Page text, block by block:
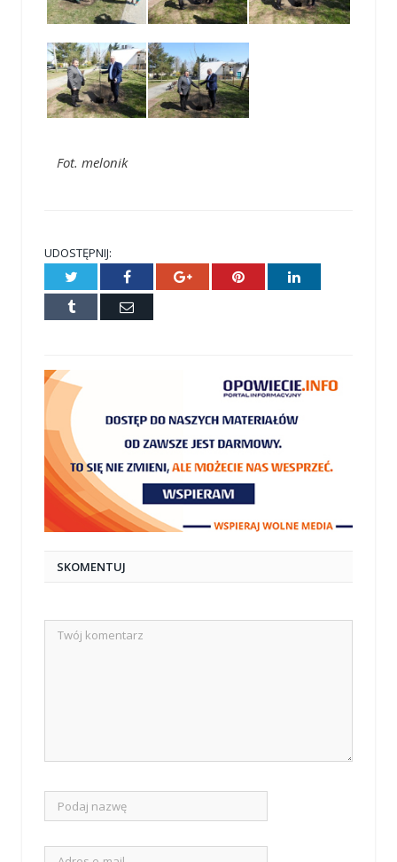
Fot. melonik
UDOSTĘPNIJ:
Twitter Facebook Google+ Pinterest LinkedIn
Tumblr
E-
SKOMENTUJ